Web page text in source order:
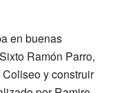
en buenas
Ramón Parro,
y construir